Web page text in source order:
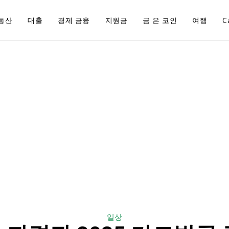
산 대출 경제 금융 지원금 금 은 코인 여행
일상